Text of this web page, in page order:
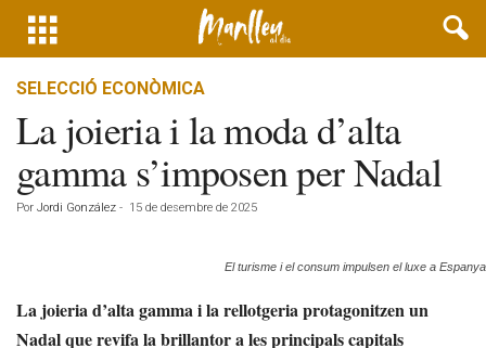
SELECCIÓ ECONÒMICA
La joieria i la moda d’alta
gamma s’imposen per Nadal
Por Jordi González - 15 de desembre de 2025
El turisme i el consum impulsen el luxe a Espanya
La joieria d’alta gamma i la rellotgeria protagonitzen un
Nadal que revifa la brillantor a les principals capitals